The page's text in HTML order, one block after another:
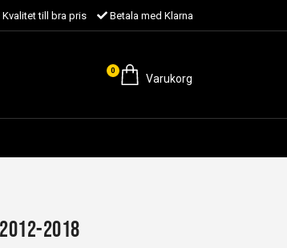
Kvalitet till bra pris Betala med Klarna
0
Varukorg
2018